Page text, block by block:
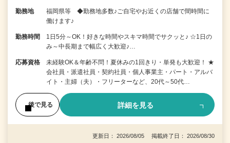
勤務地
福岡県等 ◆勤務地多数♪ご自宅やお近くの店舗で間時間に
働けます♪
勤務時間
1日5分～OK！好きな時間やスキマ時間でサクッと♪ ☆1日の
み～中長期まで幅広く大歓迎♪…
応募資格
未経験OK＆年齢不問！夏休みの1回きり・単発も大歓迎！ ★
会社員・派遣社員・契約社員・個人事業主・パート・アルバ
イト・主婦（夫）・フリーターなど、20代～50代…
後で見る 詳細を見る
更新日： 2026/08/05 掲載終了日： 2026/08/30